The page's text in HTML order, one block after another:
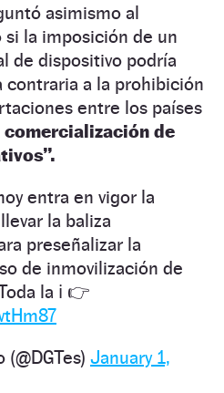
asimismo al
la imposición de un
de dispositivo podría
a la prohibición
entre los países
de
entra en vigor la
la baliza
preseñalizar la
de inmovilización de
la ℹ️ 👉
January 1,